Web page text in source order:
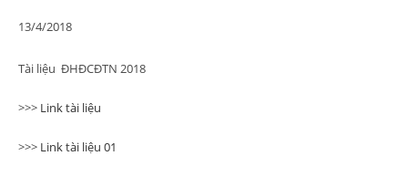
13/4/2018
Tài liệu ĐHĐCĐTN 2018
>>> Link tài liệu
>>> Link tài liệu 01